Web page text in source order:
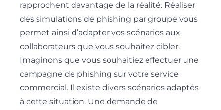
rapprochent davantage de la réalité. Réaliser
des simulations de phishing par groupe vous
permet ainsi d’adapter vos scénarios aux
collaborateurs que vous souhaitez cibler.
Imaginons que vous souhaitiez effectuer une
campagne de phishing sur votre service
commercial. Il existe divers scénarios adaptés
à cette situation. Une demande de